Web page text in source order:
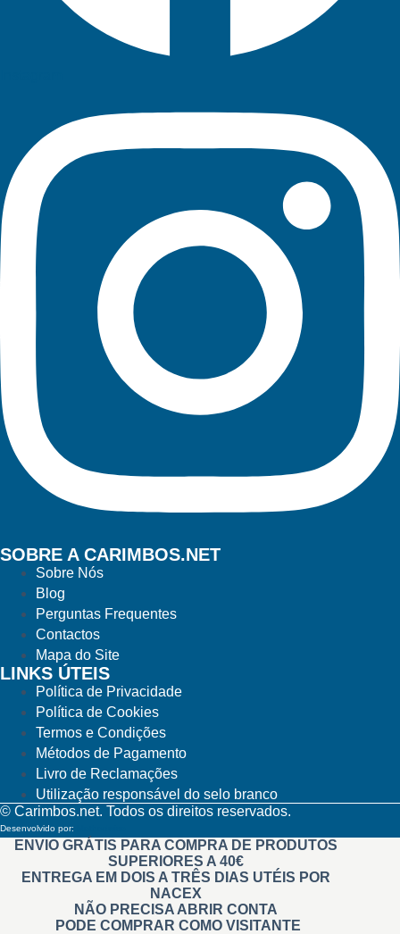
SOBRE A CARIMBOS.NET
Sobre Nós
Blog
Perguntas Frequentes
Contactos
Mapa do Site
LINKS ÚTEIS
Política de Privacidade
Política de Cookies
Termos e Condições
Métodos de Pagamento
Livro de Reclamações
Utilização responsável do selo branco
© Carimbos.net. Todos os direitos reservados.
Desenvolvido por:
ENVIO GRÁTIS PARA COMPRA DE PRODUTOS
SUPERIORES A 40€
ENTREGA EM DOIS A TRÊS DIAS UTÉIS POR
NACEX
NÃO PRECISA ABRIR CONTA
PODE COMPRAR COMO VISITANTE